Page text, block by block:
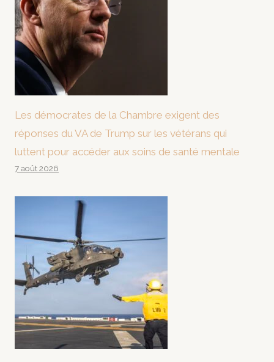
Les démocrates de la Chambre exigent des
réponses du VA de Trump sur les vétérans qui
luttent pour accéder aux soins de santé mentale
7 août 2026